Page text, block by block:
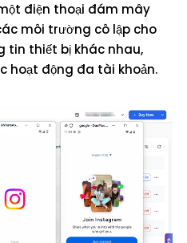
điện thoại đám mây
môi trường cô lập cho
tin thiết bị khác nhau,
hoạt động đa tài khoản.